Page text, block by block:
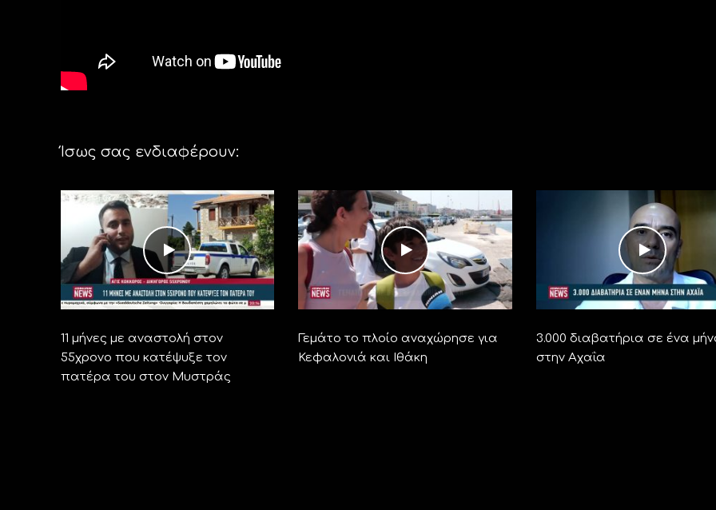
Ίσως σας ενδιαφέρουν:
11 μήνες με αναστολή στον
55χρονο που κατέψυξε τον
πατέρα του στον Μυστράς
Γεμάτο το πλοίο αναχώρησε για
Κεφαλονιά και Ιθάκη
3.000 διαβατήρια σε ένα
στην Αχαΐα